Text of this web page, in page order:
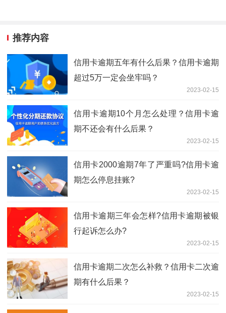
推荐内容
信用卡逾期五年有什么后果？信用卡逾期
超过5万一定会坐牢吗？
2023-02-15
信用卡逾期10个月怎么处理？信用卡逾
期不还会有什么后果？
2023-02-15
信用卡2000逾期7年了严重吗?信用卡逾
期怎么停息挂账?
2023-02-15
信用卡逾期三年会怎样?信用卡逾期被银
行起诉怎么办?
2023-02-15
信用卡逾期二次怎么补救？信用卡二次逾
期有什么后果？
2023-02-15